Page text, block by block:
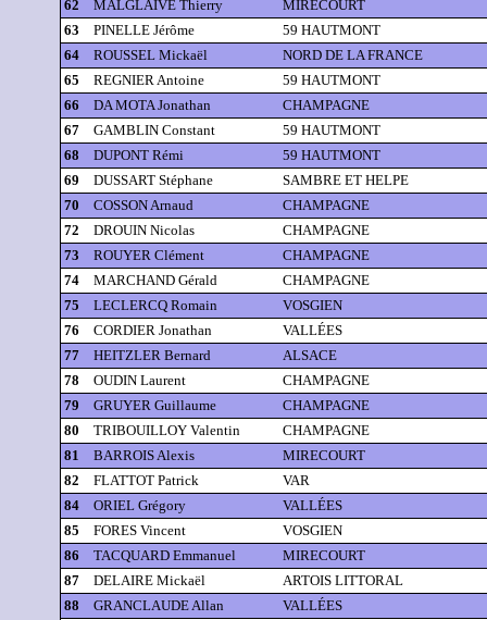
62
MALGLAIVE Thierry
MIRECOURT
63
PINELLE Jérôme
59 HAUTMONT
64
ROUSSEL Mickaël
NORD DE LA FRANCE
65
REGNIER Antoine
59 HAUTMONT
66
DA MOTA Jonathan
CHAMPAGNE
67
GAMBLIN Constant
59 HAUTMONT
68
DUPONT Rémi
59 HAUTMONT
69
DUSSART Stéphane
SAMBRE ET HELPE
70
COSSON Arnaud
CHAMPAGNE
72
DROUIN Nicolas
CHAMPAGNE
73
ROUYER Clément
CHAMPAGNE
74
MARCHAND Gérald
CHAMPAGNE
75
LECLERCQ Romain
VOSGIEN
76
CORDIER Jonathan
VALLÉES
77
HEITZLER Bernard
ALSACE
78
OUDIN Laurent
CHAMPAGNE
79
GRUYER Guillaume
CHAMPAGNE
80
TRIBOUILLOY Valentin
CHAMPAGNE
81
BARROIS Alexis
MIRECOURT
82
FLATTOT Patrick
VAR
84
ORIEL Grégory
VALLÉES
85
FORES Vincent
VOSGIEN
86
TACQUARD Emmanuel
MIRECOURT
87
DELAIRE Mickaël
ARTOIS LITTORAL
88
GRANCLAUDE Allan
VALLÉES